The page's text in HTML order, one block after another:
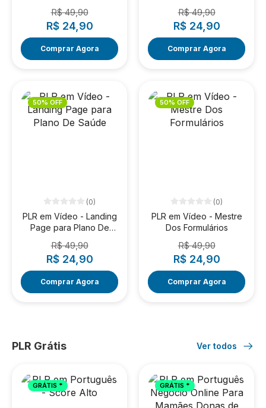
R$ 49,90
R$ 24,90
Comprar Agora
Área Médica
R$ 49,90
R$ 24,90
Comprar Agora
50% OFF
(0)
PLR em Vídeo - Landing
Page para Plano De
Saúde
R$ 49,90
R$ 24,90
Comprar Agora
50% OFF
(0)
PLR em Vídeo - Mestre
Dos Formulários
R$ 49,90
R$ 24,90
Comprar Agora
PLR Grátis Ver todos
GRÁTIS * GRÁTIS *